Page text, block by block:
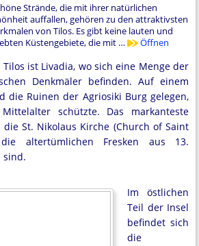
Strände, die mit ihrer natürlichen
auffallen, gehören zu den attraktivsten
von Tilos. Es gibt keine lauten und
Küstengebiete, die mit …
Öffnen
ist Livadia, wo sich eine Menge der
Denkmäler befinden. Auf einem
die Ruinen der Agriosiki Burg gelegen,
schützte. Das markanteste
St. Nikolaus Kirche (Church of Saint
altertümlichen Fresken aus 13.
sind.
Im östlichen
Teil der Insel
befindet sich
die